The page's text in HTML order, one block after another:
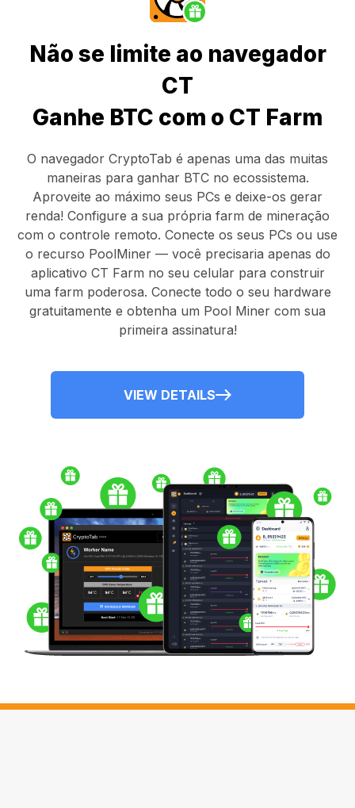
Não se limite ao navegador
CT
Ganhe BTC com o CT Farm
O navegador CryptoTab é apenas uma das muitas
maneiras para ganhar BTC no ecossistema.
Aproveite ao máximo seus PCs e deixe-os gerar
renda! Configure a sua própria farm de mineração
com o controle remoto. Conecte os seus PCs ou use
o recurso PoolMiner— você precisaria apenas do
aplicativo CT Farm no seu celular para construir
uma farm poderosa. Conecte todo o seu hardware
gratuitamente e obtenha um Pool Miner com sua
primeira assinatura!
VIEW DETAILS